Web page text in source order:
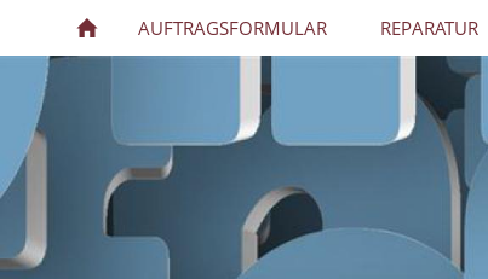
AUFTRAGSFORMULAR REPARATUR